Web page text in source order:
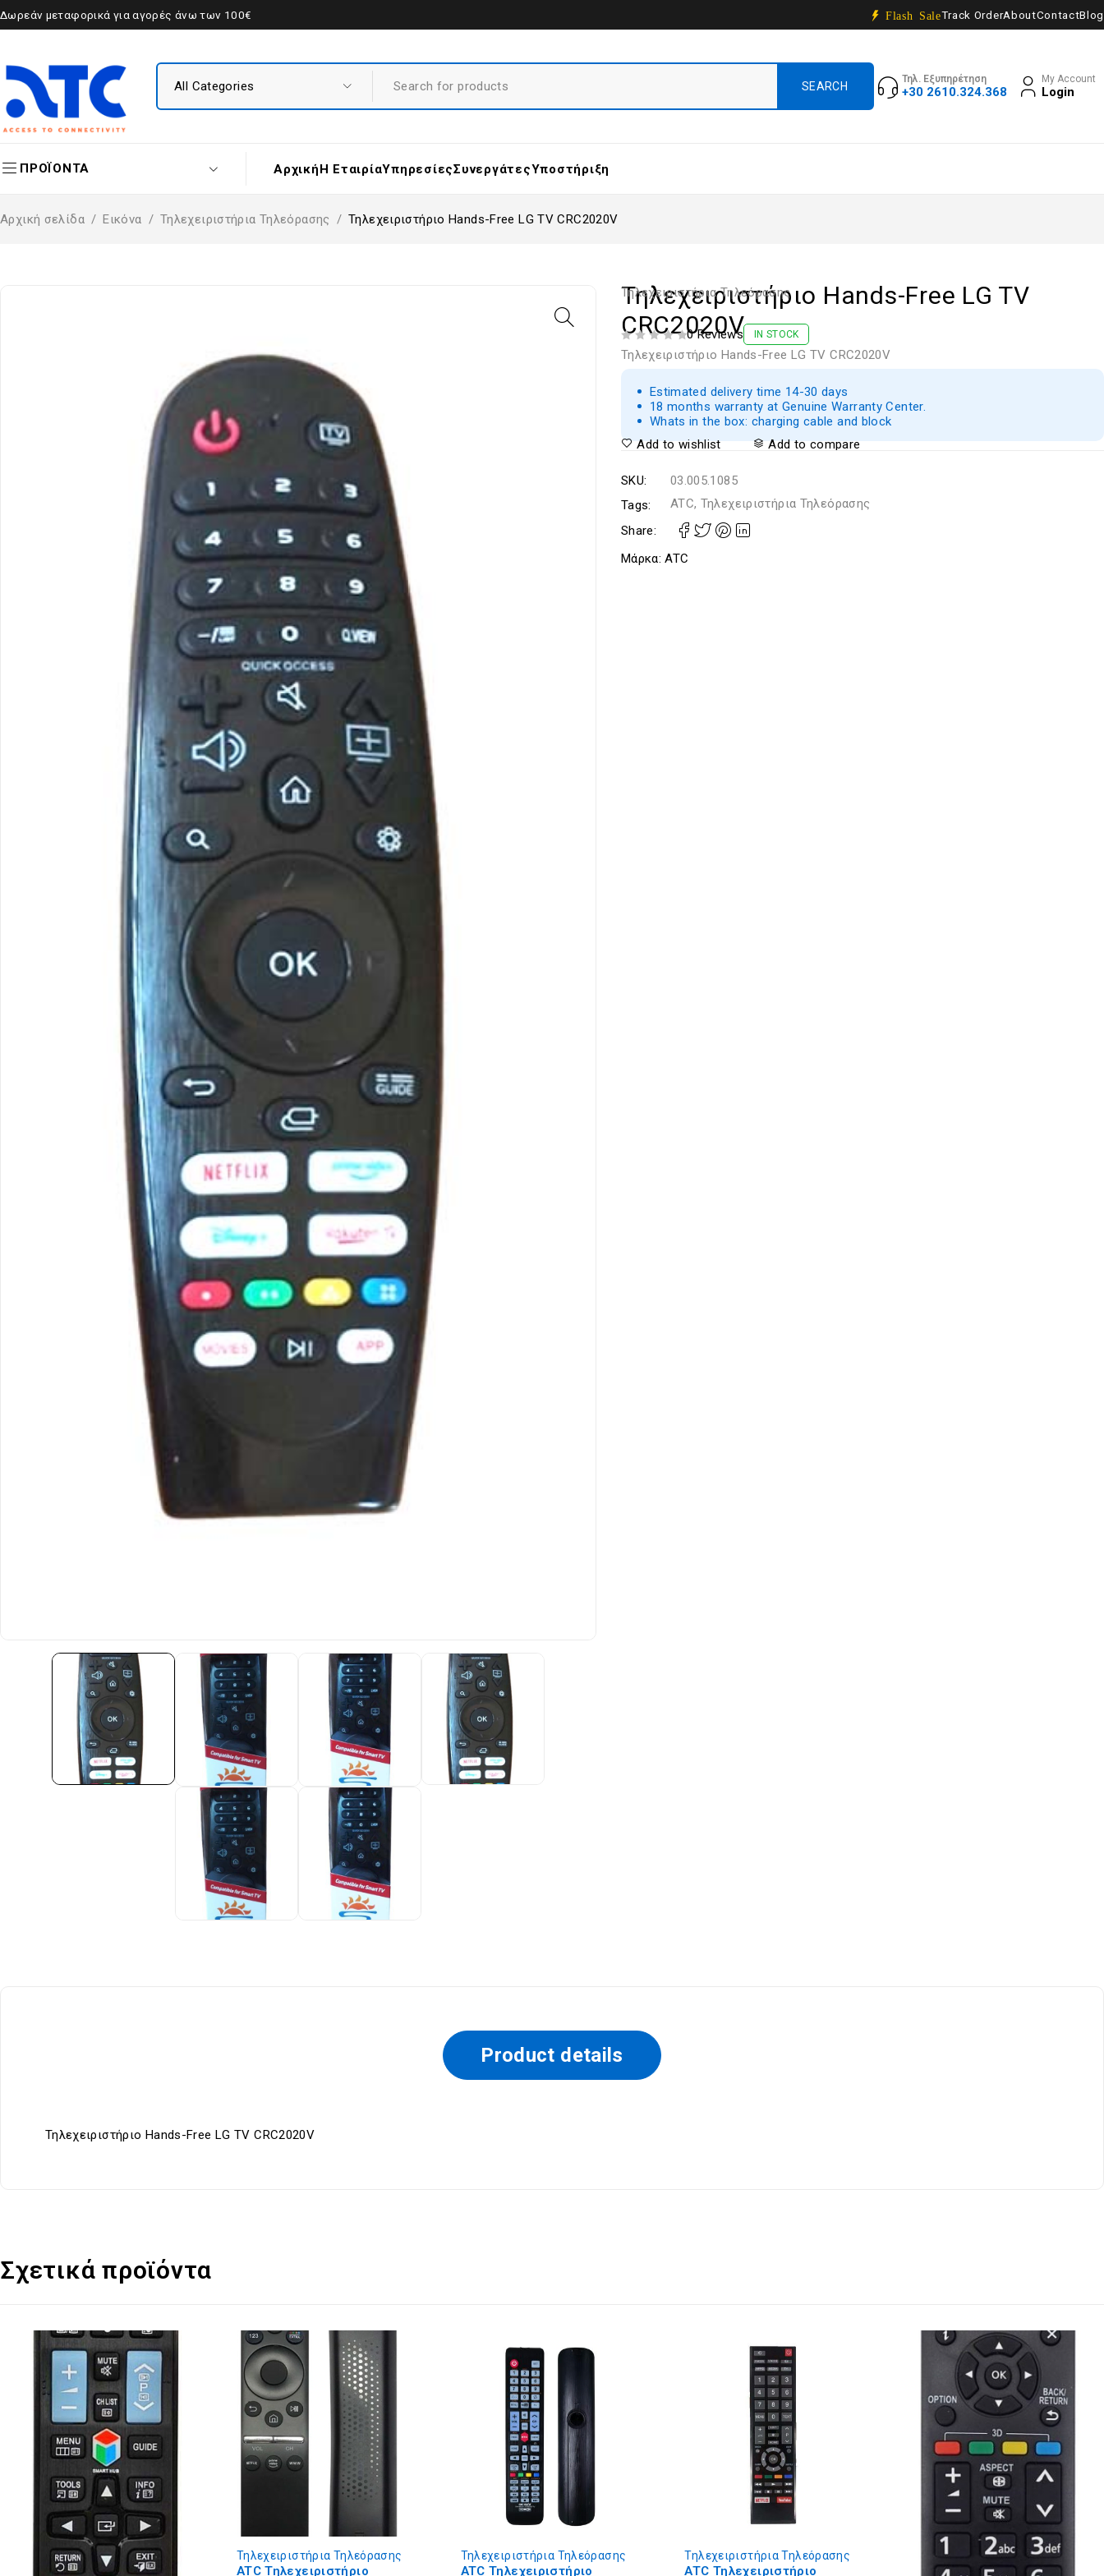
Δωρεάν μεταφορικά για αγορές άνω των 100€ Flash SaleTrack OrderAboutContactBlog
Τηλ. Εξυπηρέτηση
+30 2610.324.368
My Account
Login
ΠΡΟΪΟΝΤΑ ΑρχικήΗ ΕταιρίαΥπηρεσίεςΣυνεργάτεςΥποστήριξη
Αρχική σελίδα / Εικόνα / Τηλεχειριστήρια Τηλεόρασης / Τηλεχειριστήριο Hands-Free LG TV CRC2020V
Τηλεχειριστήρια Τηλεόρασης
Τηλεχειριστήριο Hands-Free LG TV
CRC2020V
0 Reviews IN STOCK
Τηλεχειριστήριο Hands-Free LG TV CRC2020V
Estimated delivery time 14-30 days
18 months warranty at Genuine Warranty Center.
Whats in the box: charging cable and block
Add to wishlist
Add to compare
SKU:
03.005.1085
Tags:
ATC, Τηλεχειριστήρια Τηλεόρασης
Share:
Μάρκα:ATC
Product details
Τηλεχειριστήριο Hands-Free LG TV CRC2020V
Σχετικά προϊόντα
Τηλεχειριστήρια Τηλεόρασης
ATC Τηλεχειριστήριο
Τηλεχειριστήρια Τηλεόρασης
ATC Τηλεχειριστήριο
Τηλεχειριστήρια Τηλεόρασης
ATC Τηλεχειριστήριο